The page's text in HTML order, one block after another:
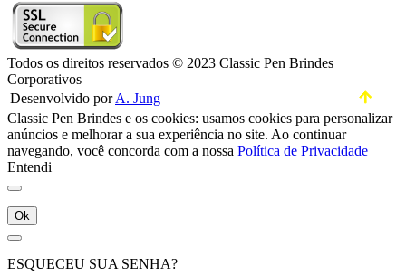
Todos os direitos reservados © 2023 Classic Pen Brindes
Corporativos
Desenvolvido porA. Jung
Classic Pen Brindes e os cookies: usamos cookies para personalizar
anúncios e melhorar a sua experiência no site. Ao continuar
navegando, você concorda com a nossa Política de Privacidade
Entendi
Ok
ESQUECEU SUA SENHA?